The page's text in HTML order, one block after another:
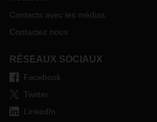
Contacts avec les médias
Contactez nous
RÉSEAUX SOCIAUX
Facebook
Twitter
LinkedIn